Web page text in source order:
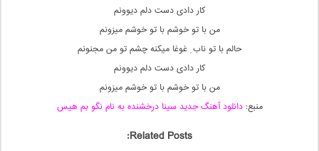
کار دادی دست دلم دیوونم
من با تو خوشم با تو خوشم میزونم
حالم با تو ناب ِ غوغا میکنه چشم تو من مجنونم
کار دادی دست دلم دیوونم
من با تو خوشم با تو خوشم میزونم
منبع:دانلود آهنگ جدید سینا درخشنده به نام نگو بم هیس
Related Posts: